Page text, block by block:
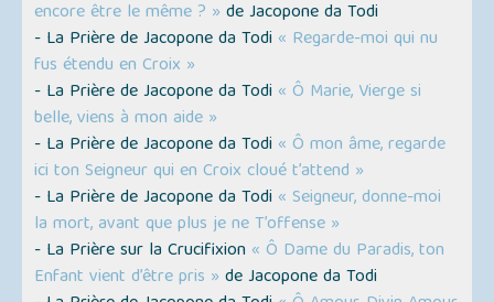
encore être le même ? » de Jacopone da Todi
- La Prière de Jacopone da Todi « Regarde-moi qui nu
fus étendu en Croix »
- La Prière de Jacopone da Todi « Ô Marie, Vierge si
belle, viens à mon aide »
- La Prière de Jacopone da Todi « Ô mon âme, regarde
ici ton Seigneur qui en Croix cloué t’attend »
- La Prière de Jacopone da Todi « Seigneur, donne-moi
la mort, avant que plus je ne T’offense »
- La Prière sur la Crucifixion « Ô Dame du Paradis, ton
Enfant vient d’être pris » de Jacopone da Todi